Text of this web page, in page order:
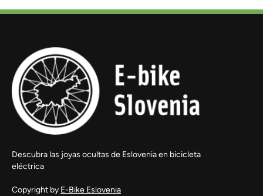
Descubra las joyas ocultas de Eslovenia en bicicleta
eléctrica
Copyright by E-Bike Eslovenia